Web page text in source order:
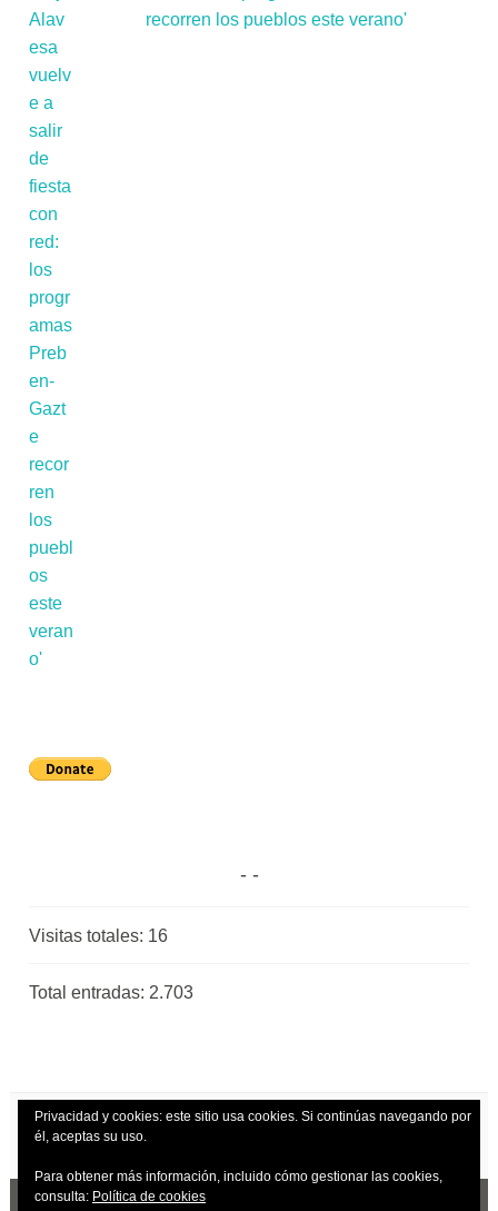
recorren los pueblos este verano'
Visitas totales: 16
Total entradas: 2.703
Privacidad y cookies: este sitio usa cookies. Si continúas navegando por
él, aceptas su uso.
Para obtener más información, incluido cómo gestionar las cookies,
consulta: Política de cookies